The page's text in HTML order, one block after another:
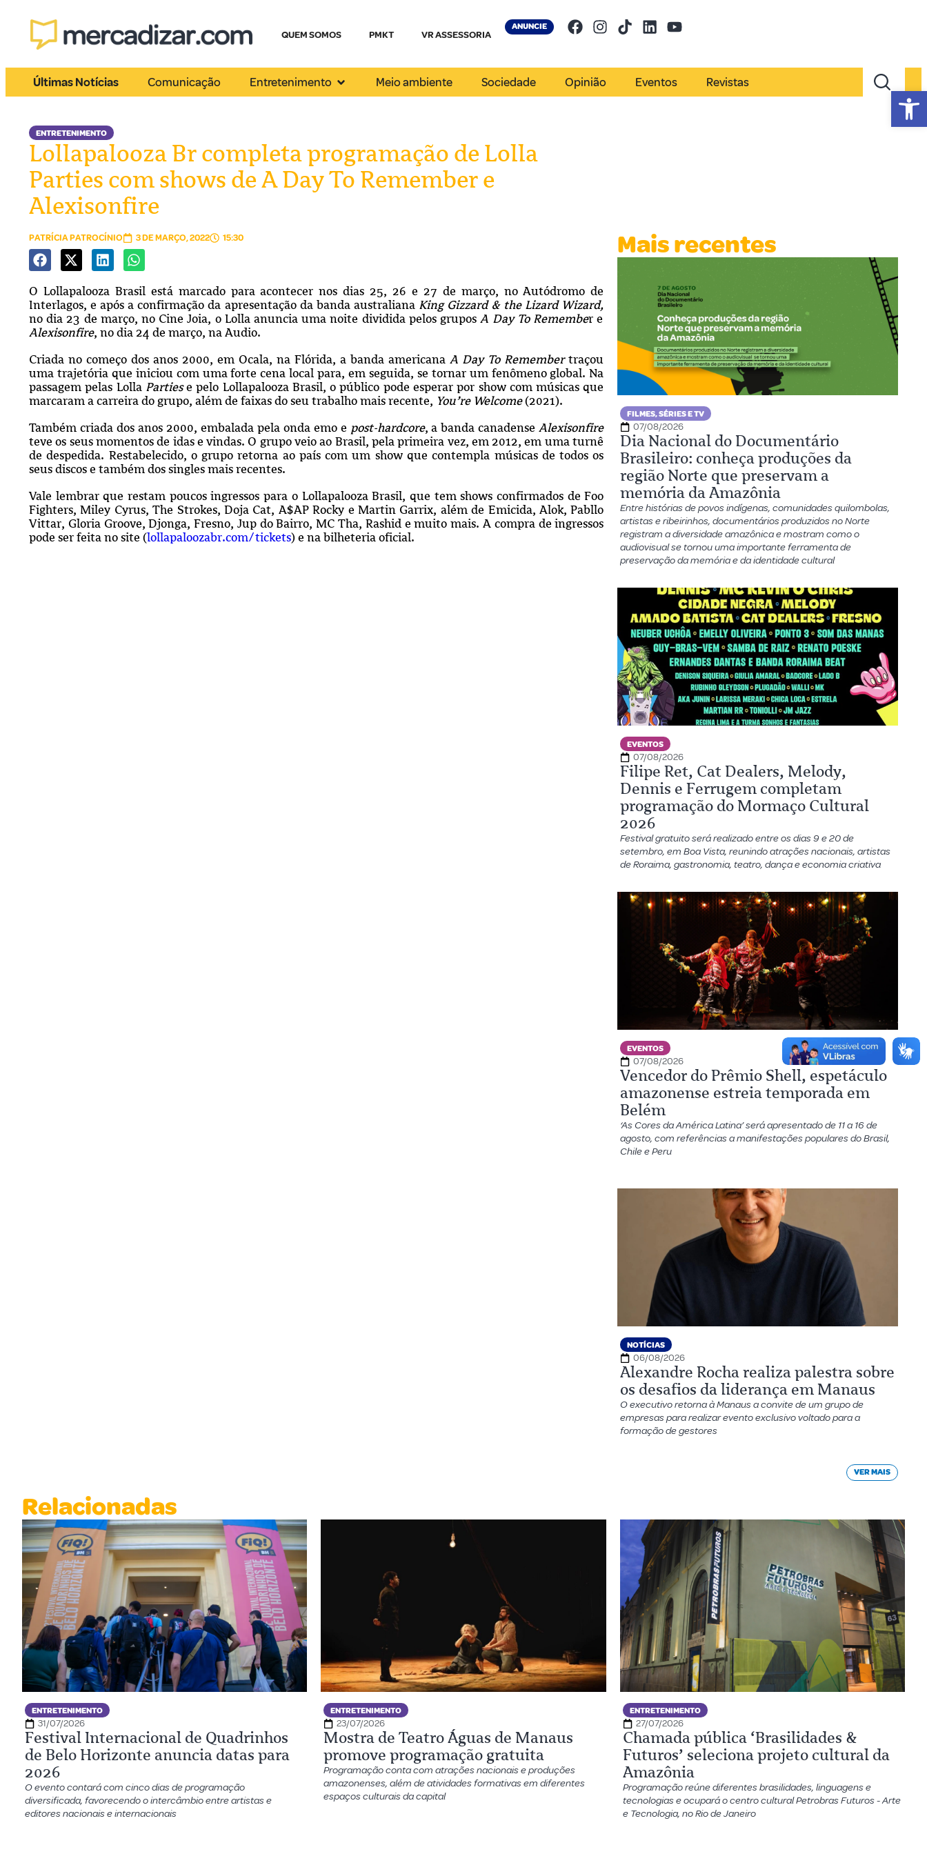
QUEM SOMOS PMKT VR ASSESSORIA
ANUNCIE
Últimas Notícias Comunicação Entretenimento Meio ambiente Sociedade Opinião Eventos Revistas
ENTRETENIMENTO
Lollapalooza Br completa programação de Lolla
Parties com shows de A Day To Remember e
Alexisonfire
PATRÍCIA PATROCÍNIO 3 DE MARÇO, 2022 15:30
O Lollapalooza Brasil está marcado para acontecer nos dias 25, 26 e 27 de março, no Autódromo de
Interlagos, e após a confirmação da apresentação da banda australiana King Gizzard & the Lizard Wizard,
no dia 23 de março, no Cine Joia, o Lolla anuncia uma noite dividida pelos grupos A Day To Remember e
Alexisonfire, no dia 24 de março, na Audio.
Criada no começo dos anos 2000, em Ocala, na Flórida, a banda americana A Day To Remembertraçou
uma trajetória que iniciou com uma forte cena local para, em seguida, se tornar um fenômeno global. Na
passagem pelas Lolla Partiese pelo Lollapalooza Brasil, o público pode esperar por show com músicas que
marcaram a carreira do grupo, além de faixas do seu trabalho mais recente, You’re Welcome(2021).
Também criada dos anos 2000, embalada pela onda emo e post-hardcore, a banda canadense Alexisonfire
teve os seus momentos de idas e vindas. O grupo veio ao Brasil, pela primeira vez, em 2012, em uma turnê
de despedida. Restabelecido, o grupo retorna ao país com um show que contempla músicas de todos os
seus discos e também dos singles mais recentes.
Vale lembrar que restam poucos ingressos para o Lollapalooza Brasil, que tem shows confirmados de Foo
Fighters, Miley Cyrus, The Strokes, Doja Cat, A$AP Rocky e Martin Garrix, além de Emicida, Alok, Pabllo
Vittar, Gloria Groove, Djonga, Fresno, Jup do Bairro, MC Tha, Rashid e muito mais. A compra de ingressos
pode ser feita no site (lollapaloozabr.com/tickets) e na bilheteria oficial.
Mais recentes
FILMES, SÉRIES E TV
07/08/2026
Dia Nacional do Documentário
Brasileiro: conheça produções da
região Norte que preservam a
memória da Amazônia
Entre histórias de povos indígenas, comunidades quilombolas,
artistas e ribeirinhos, documentários produzidos no Norte
registram a diversidade amazônica e mostram como o
audiovisual se tornou uma importante ferramenta de
preservação da memória e da identidade cultural
EVENTOS
07/08/2026
Filipe Ret, Cat Dealers, Melody,
Dennis e Ferrugem completam
programação do Mormaço Cultural
2026
Festival gratuito será realizado entre os dias 9 e 20 de
setembro, em Boa Vista, reunindo atrações nacionais, artistas
de Roraima, gastronomia, teatro, dança e economia criativa
EVENTOS
07/08/2026
Vencedor do Prêmio Shell, espetáculo
amazonense estreia temporada em
Belém
‘As Cores da América Latina’ será apresentado de 11 a 16 de
agosto, com referências a manifestações populares do Brasil,
Chile e Peru
NOTÍCIAS
06/08/2026
Alexandre Rocha realiza palestra sobre
os desafios da liderança em Manaus
O executivo retorna à Manaus a convite de um grupo de
empresas para realizar evento exclusivo voltado para a
formação de gestores
VER MAIS
Relacionadas
ENTRETENIMENTO
31/07/2026
Festival Internacional de Quadrinhos
de Belo Horizonte anuncia datas para
2026
O evento contará com cinco dias de programação
diversificada, favorecendo o intercâmbio entre artistas e
editores nacionais e internacionais
ENTRETENIMENTO
23/07/2026
Mostra de Teatro Águas de Manaus
promove programação gratuita
Programação conta com atrações nacionais e produções
amazonenses, além de atividades formativas em diferentes
espaços culturais da capital
ENTRETENIMENTO
27/07/2026
Chamada pública ‘Brasilidades &
Futuros’ seleciona projeto cultural da
Amazônia
Programação reúne diferentes brasilidades, linguagens e
tecnologias e ocupará o centro cultural Petrobras Futuros - Arte
e Tecnologia, no Rio de Janeiro